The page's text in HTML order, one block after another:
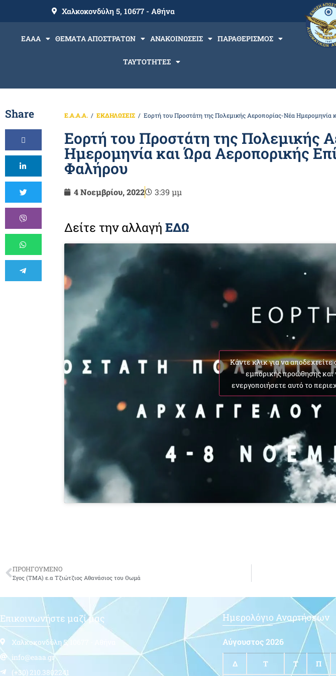
Χαλκοκονδύλη 5, 10677 - Αθήνα
ΕΑΑΑ ΘΕΜΑΤΑ ΑΠΟΣΤΡΑΤΩΝ ΑΝΑΚΟΙΝΩΣΕΙΣ ΠΑΡΑΘΕΡΙΣΜΟΣ
ΤΑΥΤΟΤΗΤΕΣ
Share Ε.Α.Α.Α. ΕΚΔΗΛΩΣΕΙΣ Εορτή του Προστάτη της Πολεμικής Αεροπορίας-Νέα Ημερομηνία
Εορτή του Προστάτη της Πολεμικής
Ημερομηνία και Ώρα Αεροπορικής
Φαλήρου
4 Νοεμβρίου, 2022 3:39 μμ
Δείτε την αλλαγή ΕΔΩ
Κάντε κλικ για να αποδεχτείτε
εμπορικής προώθησης και
ενεργοποιήσετε αυτό το
ΠΡΟΗΓΟΥΜΕΝΟ
Σγος (ΤΜΑ) ε.α Τζιώτζιος Αθανάσιος του Θωμά
Επικοινωνήστε μαζί μας
Χαλκοκονδύλη 5, 10677 - Αθήνα
info@eaaa.gr
(+30) 210.3802241
Ημερολόγιο Αναρτήσεων
Αύγουστος 2026
Δ Τ Τ Π